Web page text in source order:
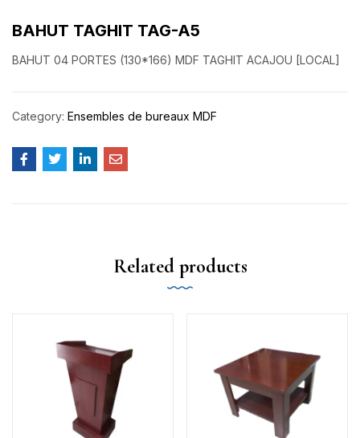
BAHUT TAGHIT TAG-A5
BAHUT 04 PORTES (130*166) MDF TAGHIT ACAJOU [LOCAL]
Category: Ensembles de bureaux MDF
Related products